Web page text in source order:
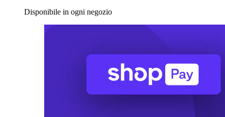
Disponibile in ogni negozio